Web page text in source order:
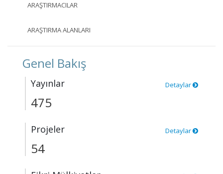
ARAŞTIRMACILAR
ARAŞTIRMA ALANLARI
Genel Bakış
Yayınlar Detaylar
475
Projeler Detaylar
54